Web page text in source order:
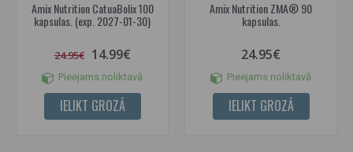
Amix Nutrition CatuaBolix 100
kapsulas. (exp. 2027-01-30)
24.95€ 14.99€
Pieejams noliktavā
IELIKT GROZĀ
Amix Nutrition ZMA® 90
kapsulas.
24.95€
Pieejams noliktavā
IELIKT GROZĀ